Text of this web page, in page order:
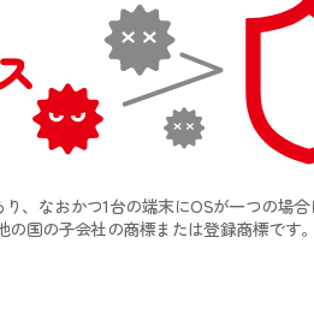
、なおかつ1台の端末にOSが一つの場合
国の子会社の商標または登録商標です。